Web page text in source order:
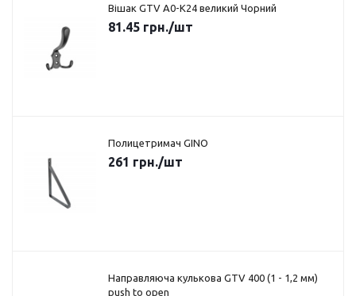
Вішак GTV A0-K24 великий Чорний
81.45 грн./шт
Полицетримач GINO
261 грн./шт
Направляюча кулькова GTV 400 (1 - 1,2 мм)
push to open